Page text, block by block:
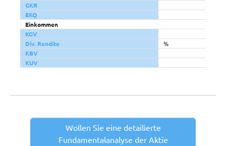
GKR
EKQ
Einkommen
KGV
Div. Rendite
%
KBV
KUV
Wollen Sie eine detailierte
Fundamentalanalyse der Aktie